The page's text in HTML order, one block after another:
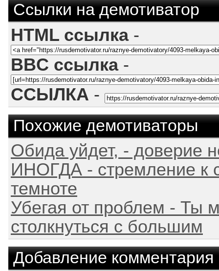
Ссылки на демотиватор
HTML ссылка-
BBC ссылка-
ССЫЛКА -
Похожие демотиваторы
Обида уйдет, - доверие
ИНОГДА - стремление к
темноте
Убегая от проблем - Ты
столкнуться с большим
Добавление комментария